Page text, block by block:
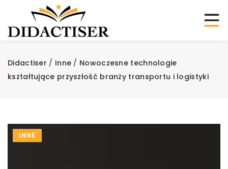
Didactiser / Inne / Nowoczesne technologie
kształtujące przyszłość branży transportu i logistyki
INNE